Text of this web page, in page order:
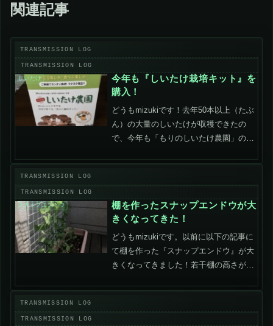
関連記事
しいたけ
今年も『しいたけ栽培キット』を
購入！
どうもmizukiです！去年50本以上（たぶ
ん）の大量のしいたけが収穫できたの
で、今年も「もりのしいたけ農園」の
た！しいたけ栽培用のプラスチックケー
スナップエンドウ
棚を作ったスナップエンドウが大
きくなってきた！
どうもmizukiです。以前に以下の記事に
て棚を作った『スナップエンドウ』が大
きくなってきました！若干棚の高さが足
成長記録▼6月16日▼6月28日（12日経